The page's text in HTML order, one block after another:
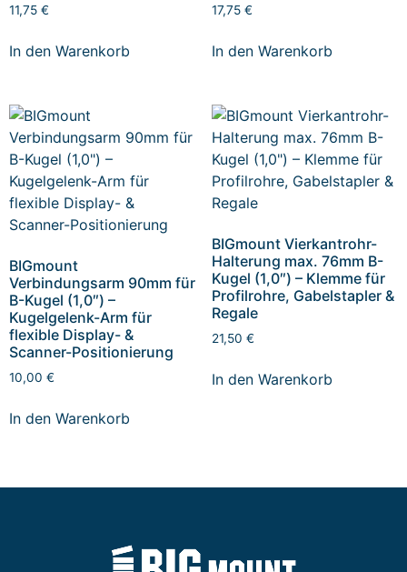
11,75 €
In den Warenkorb
17,75 €
In den Warenkorb
BIGmount
Verbindungsarm 90mm für
B-Kugel (1,0″) –
Kugelgelenk-Arm für
flexible Display- &
Scanner-Positionierung
10,00 €
In den Warenkorb
BIGmount Vierkantrohr-
Halterung max. 76mm B-
Kugel (1,0″) – Klemme für
Profilrohre, Gabelstapler &
Regale
21,50 €
In den Warenkorb